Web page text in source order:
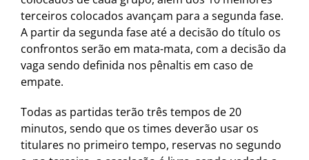
terceiros colocados avançam para a segunda fase.
A partir da segunda fase até a decisão do título os
confrontos serão em mata-mata, com a decisão da
vaga sendo definida nos pênaltis em caso de
empate.
Todas as partidas terão três tempos de 20
minutos, sendo que os times deverão usar os
titulares no primeiro tempo, reservas no segundo